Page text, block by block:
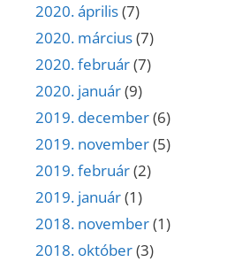
2020. április(7)
2020. március(7)
2020. február(7)
2020. január(9)
2019. december(6)
2019. november(5)
2019. február(2)
2019. január(1)
2018. november(1)
2018. október(3)